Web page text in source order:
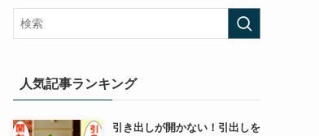
人気記事ランキング
引き出しが開かない！引出しを